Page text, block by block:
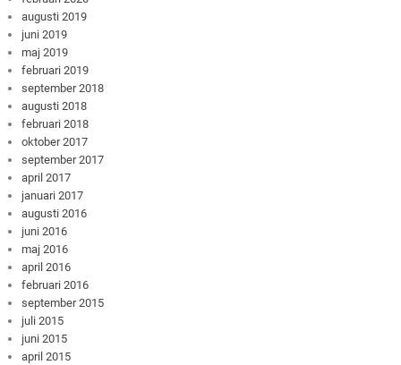
augusti 2019
juni 2019
maj 2019
februari 2019
september 2018
augusti 2018
februari 2018
oktober 2017
september 2017
april 2017
januari 2017
augusti 2016
juni 2016
maj 2016
april 2016
februari 2016
september 2015
juli 2015
juni 2015
april 2015